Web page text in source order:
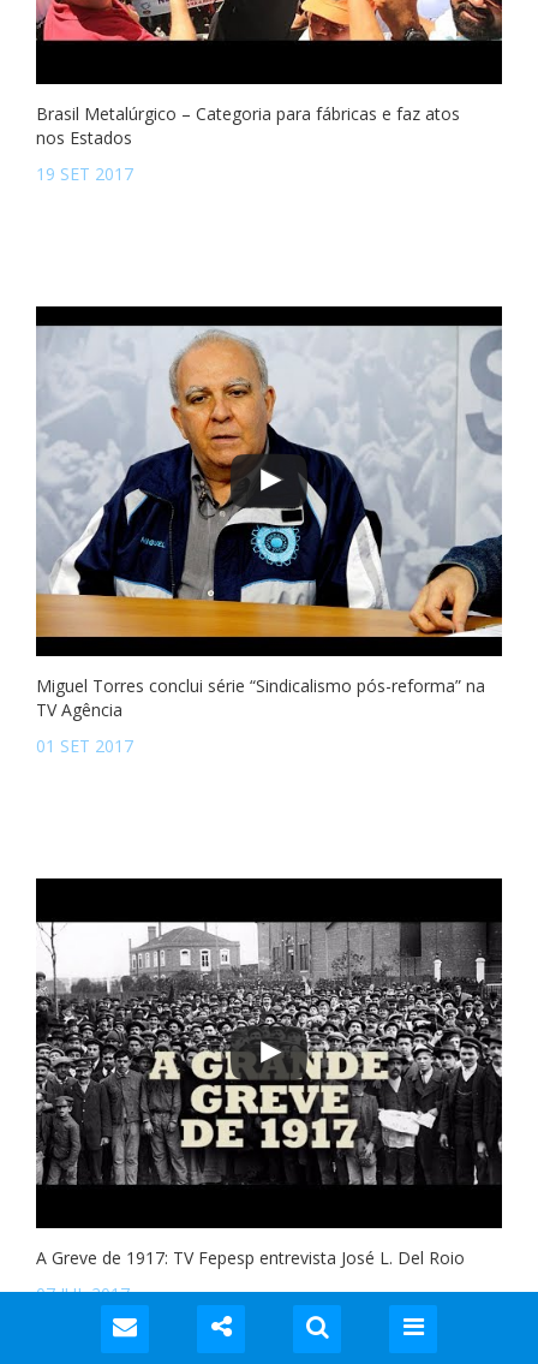
Brasil Metalúrgico – Categoria para fábricas e faz atos
nos Estados
19 SET 2017
Miguel Torres conclui série “Sindicalismo pós-reforma” na
TV Agência
01 SET 2017
A Greve de 1917: TV Fepesp entrevista José L. Del Roio
07 JUL 2017